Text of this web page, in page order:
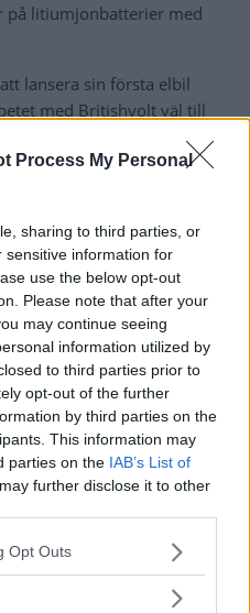
Process My Personal
sharing to third parties, or
sensitive information for
use the below opt-out
Please note that after your
may continue seeing
information utilized by
to third parties prior to
opt-out of the further
by third parties on the
This information may
parties on the IAB’s List of
further disclose it to other
uses one or more Google
behaviour. You may click to
Opt Outs
på litiumjonbatterier med
lansera sin första elbil
med Britishvolt väl till
ska Aston Martin lansera
Valhalla med